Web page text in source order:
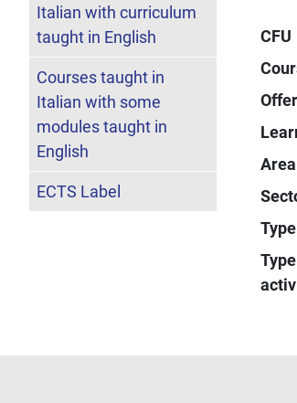
CFU
Area
Italian with curriculum
taught in English
Courses taught in
Italian with some
modules taught in
English
ECTS Label